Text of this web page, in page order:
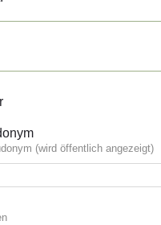
(wird öffentlich angezeigt)